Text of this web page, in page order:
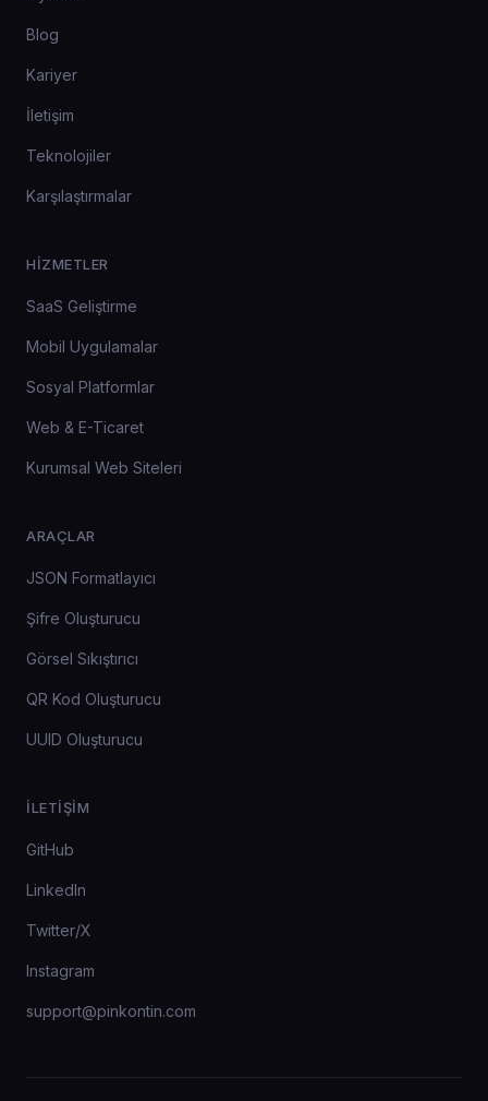
Blog
Kariyer
İletişim
Teknolojiler
Karşılaştırmalar
HIZMETLER
SaaS Geliştirme
Mobil Uygulamalar
Sosyal Platformlar
Web & E-Ticaret
Kurumsal Web Siteleri
ARAÇLAR
JSON Formatlayıcı
Şifre Oluşturucu
Görsel Sıkıştırıcı
QR Kod Oluşturucu
UUID Oluşturucu
İLETIŞIM
GitHub
LinkedIn
Twitter/X
Instagram
support@pinkontin.com